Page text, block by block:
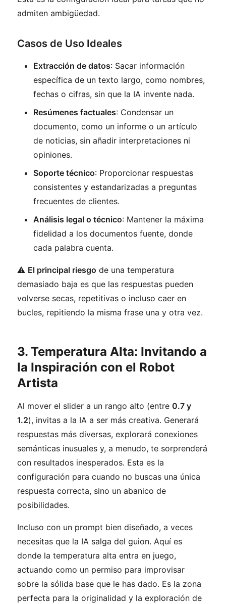
admiten ambigüedad.
Casos de Uso Ideales
Extracción de datos: Sacar información
específica de un texto largo, como nombres,
fechas o cifras, sin que la IA invente nada.
Resúmenes factuales: Condensar un
documento, como un informe o un artículo
de noticias, sin añadir interpretaciones ni
opiniones.
Soporte técnico: Proporcionar respuestas
consistentes y estandarizadas a preguntas
frecuentes de clientes.
Análisis legal o técnico: Mantener la máxima
fidelidad a los documentos fuente, donde
cada palabra cuenta.
⚠️ El principal riesgo de una temperatura
demasiado baja es que las respuestas pueden
volverse secas, repetitivas o incluso caer en
bucles, repitiendo la misma frase una y otra vez.
3. Temperatura Alta: Invitando a
la Inspiración con el Robot
Artista
Al mover el slider a un rango alto (entre0.7 y
1.2), invitas a la IA a ser más creativa. Generará
respuestas más diversas, explorará conexiones
semánticas inusuales y, a menudo, te sorprenderá
con resultados inesperados. Esta es la
configuración para cuando no buscas una única
respuesta correcta, sino un abanico de
posibilidades.
Incluso con un prompt bien diseñado, a veces
necesitas que la IA salga del guion. Aquí es
donde la temperatura alta entra en juego,
actuando como un permiso para improvisar
sobre la sólida base que le has dado. Es la zona
perfecta para la originalidad y la exploración de